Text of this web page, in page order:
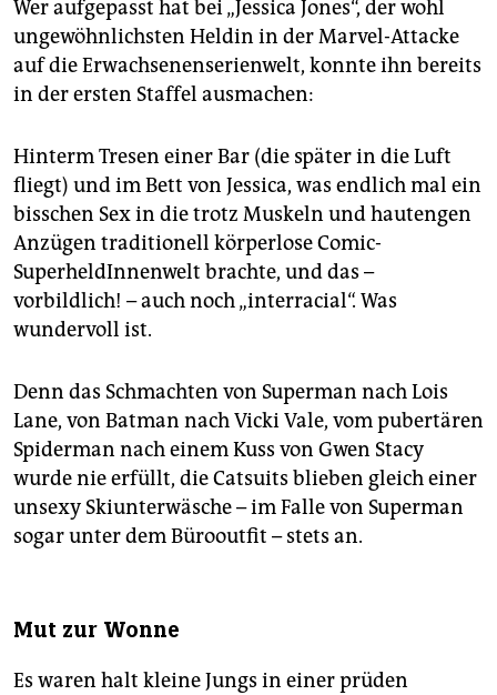
Wer aufgepasst hat bei „Jessica Jones“, der wohl
ungewöhnlichsten Heldin in der Marvel-Attacke
auf die Erwachsenenserienwelt, konnte ihn bereits
in der ersten Staffel ausmachen:
Hinterm Tresen einer Bar (die später in die Luft
fliegt) und im Bett von Jessica, was endlich mal ein
bisschen Sex in die trotz Muskeln und hautengen
Anzügen traditionell körperlose Comic-
SuperheldInnenwelt brachte, und das –
vorbildlich! – auch noch „interracial“. Was
wundervoll ist.
Denn das Schmachten von Superman nach Lois
Lane, von Batman nach Vicki Vale, vom pubertären
Spiderman nach einem Kuss von Gwen Stacy
wurde nie erfüllt, die Catsuits blieben gleich einer
unsexy Skiunterwäsche – im Falle von Superman
sogar unter dem Bürooutfit – stets an.
Mut zur Wonne
Es waren halt kleine Jungs in einer prüden